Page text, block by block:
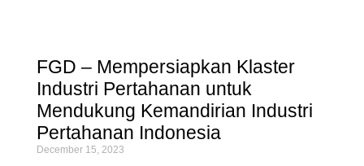
FGD – Mempersiapkan Klaster
Industri Pertahanan untuk
Mendukung Kemandirian Industri
Pertahanan Indonesia
December 15, 2023